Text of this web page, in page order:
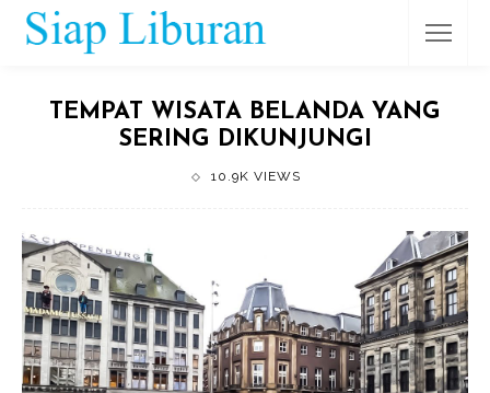
TEMPAT WISATA BELANDA YANG
SERING DIKUNJUNGI
10.9K VIEWS